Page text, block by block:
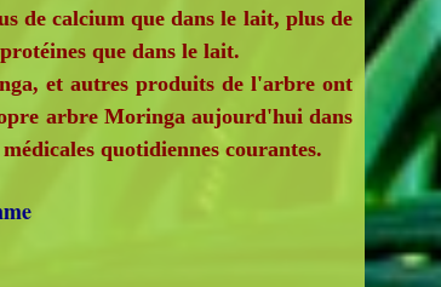
de calcium que dans le lait, plus de
que dans le lait.
et autres produits de l'arbre ont
arbre Moringa aujourd'hui dans
quotidiennes courantes.